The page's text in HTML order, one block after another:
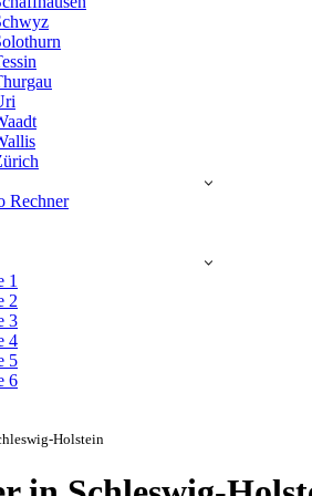
Rechner
1
2
3
4
5
6
Holstein